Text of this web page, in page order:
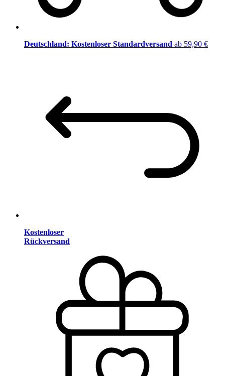
Deutschland: Kostenloser Standardversand ab 59,90 €
Kostenloser
Rückversand